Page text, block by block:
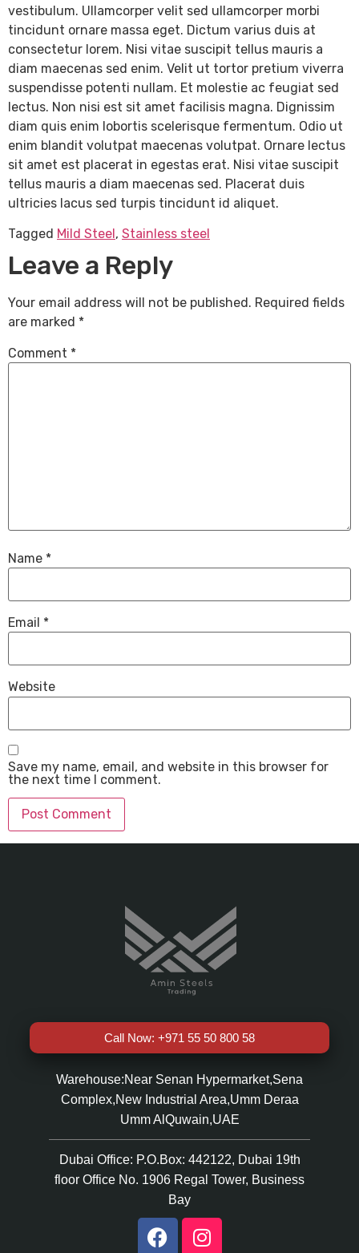
vestibulum. Ullamcorper velit sed ullamcorper morbi
tincidunt ornare massa eget. Dictum varius duis at
consectetur lorem. Nisi vitae suscipit tellus mauris a
diam maecenas sed enim. Velit ut tortor pretium viverra
suspendisse potenti nullam. Et molestie ac feugiat sed
lectus. Non nisi est sit amet facilisis magna. Dignissim
diam quis enim lobortis scelerisque fermentum. Odio ut
enim blandit volutpat maecenas volutpat. Ornare lectus
sit amet est placerat in egestas erat. Nisi vitae suscipit
tellus mauris a diam maecenas sed. Placerat duis
ultricies lacus sed turpis tincidunt id aliquet.
Tagged Mild Steel, Stainless steel
Leave a Reply
Your email address will not be published. Required fields
are marked *
Comment *
Name *
Email *
Website
Save my name, email, and website in this browser for
the next time I comment.
Call Now: +971 55 50 800 58
Warehouse:Near Senan Hypermarket,Sena
Complex,New Industrial Area,Umm Deraa
Umm AlQuwain,UAE
Dubai Office: P.O.Box: 442122, Dubai 19th
floor Office No. 1906 Regal Tower, Business
Bay